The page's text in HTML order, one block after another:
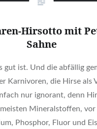
Hirsotto mit
Sahne
gut ist. Und die abfällig
Karnivoren, die Hirse als
nur ignorant, denn
Mineralstoffen, vor
Phosphor, Fluor und